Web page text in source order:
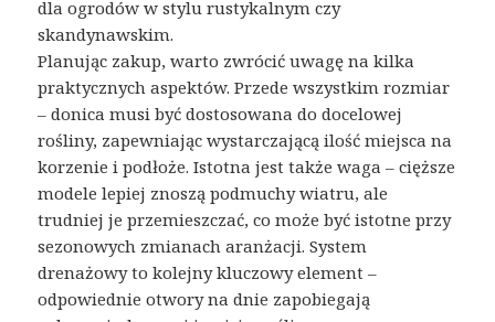
dla ogrodów w stylu rustykalnym czy
skandynawskim.
Planując zakup, warto zwrócić uwagę na kilka
praktycznych aspektów. Przede wszystkim rozmiar
– donica musi być dostosowana do docelowej
rośliny, zapewniając wystarczającą ilość miejsca na
korzenie i podłoże. Istotna jest także waga – cięższe
modele lepiej znoszą podmuchy wiatru, ale
trudniej je przemieszczać, co może być istotne przy
sezonowych zmianach aranżacji. System
drenażowy to kolejny kluczowy element –
odpowiednie otwory na dnie zapobiegają